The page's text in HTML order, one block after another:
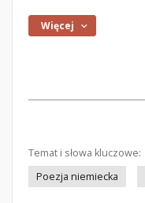
Więcej
Temat i słowa kluczowe:
Poezja niemiecka